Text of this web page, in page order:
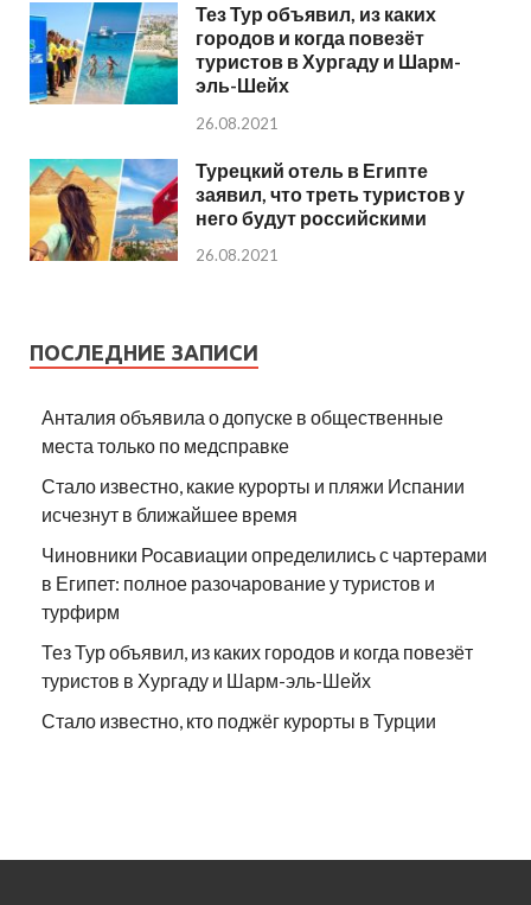
Тез Тур объявил, из каких
городов и когда повезёт
туристов в Хургаду и Шарм-
эль-Шейх
26.08.2021
Турецкий отель в Египте
заявил, что треть туристов у
него будут российскими
26.08.2021
ПОСЛЕДНИЕ ЗАПИСИ
Анталия объявила о допуске в общественные
места только по медсправке
Стало известно, какие курорты и пляжи Испании
исчезнут в ближайшее время
Чиновники Росавиации определились с чартерами
в Египет: полное разочарование у туристов и
турфирм
Тез Тур объявил, из каких городов и когда повезёт
туристов в Хургаду и Шарм-эль-Шейх
Стало известно, кто поджёг курорты в Турции